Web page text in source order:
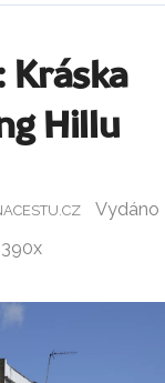
Kráska
Hillu
Vydáno